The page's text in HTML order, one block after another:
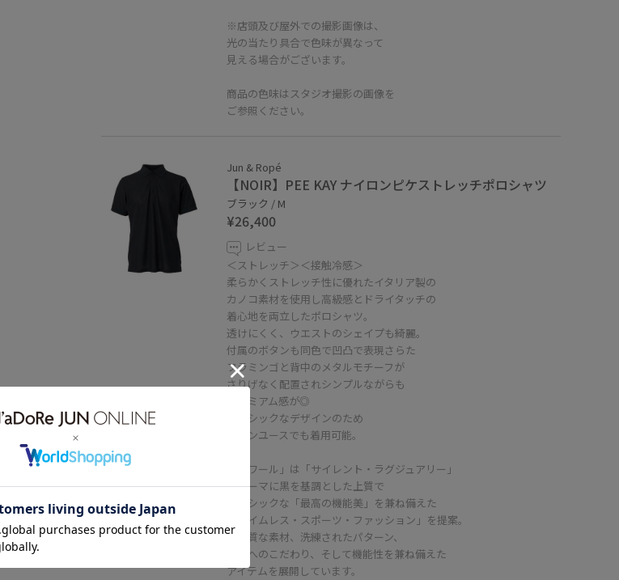
※店頭及び屋外での撮影画像は、
光の当たり具合で色味が異なって
見える場合がございます。
商品の色味はスタジオ撮影の画像を
ご参照ください。
Jun & Ropé
【NOIR】PEE KAY ナイロンピケストレッチポロシャツ
ブラック / M
¥26,400
レビュー
＜ストレッチ＞＜接触冷感＞
柔らかくストレッチ性に優れたイタリア製の
カノコ素材を使用し高級感とドライタッチの
着心地を両立したポロシャツ。
透けにくく、ウエストのシェイプも綺麗。
付属のボタンも同色で凹凸で表現さらた
フラミンゴと背中のメタルモチーフが
さりげなく配置されシンプルながらも
プレミアム感が◎
ベーシックなデザインのため
ダウンユースでも着用可能。
「ノワール」は「サイレント・ラグジュアリー」
をテーマに黒を基調とした上質で
ベーシックな「最高の機能美」を兼ね備えた
「タイムレス・スポーツ・ファッション」を提案。
高品質な素材、洗練されたパターン、
細部へのこだわり、そして機能性を兼ね備えた
アイテムを展開しています。